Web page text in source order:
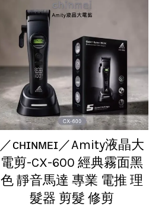
／ᴄʜɪɴᴍᴇɪ／Amity液晶大
電剪-CX-600 經典霧面黑
色 靜音馬達 專業 電推 理
髮器 剪髮 修剪